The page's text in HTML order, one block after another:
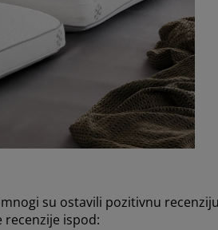
su ostavili pozitivnu
ispod: